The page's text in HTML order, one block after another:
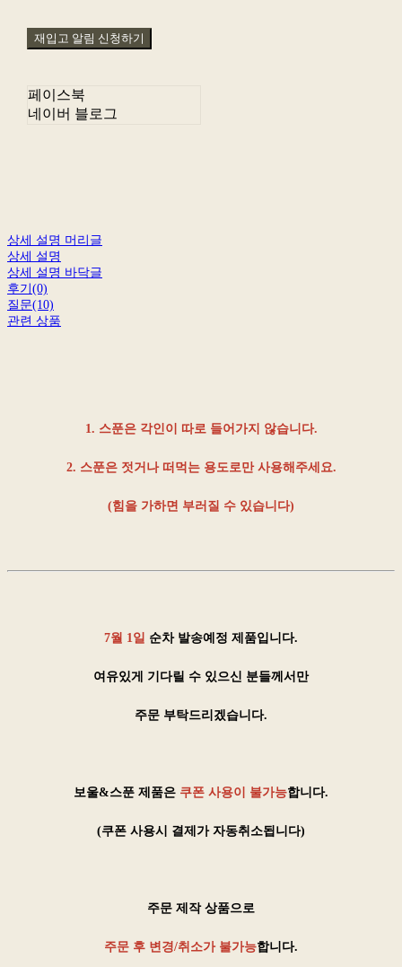
재입고 알림 신청하기
페이스북
네이버 블로그
상세 설명 머리글
상세 설명
상세 설명 바닥글
후기(0)
질문(10)
관련 상품
1. 스푼은 각인이 따로 들어가지 않습니다.
2. 스푼은 젓거나 떠먹는 용도로만 사용해주세요.
(힘을 가하면 부러질 수 있습니다)
7월 1일 순차 발송예정 제품입니다.
여유있게 기다릴 수 있으신 분들께서만
주문 부탁드리겠습니다.
보울&스푼 제품은 쿠폰 사용이 불가능합니다.
(쿠폰 사용시 결제가 자동취소됩니다)
주문 제작 상품으로
주문 후 변경/취소가 불가능합니다.